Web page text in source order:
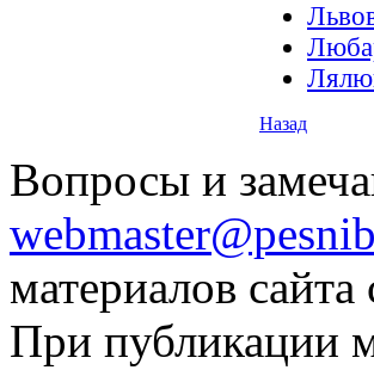
Назад
Вопросы и
материалов сайта
При публикации